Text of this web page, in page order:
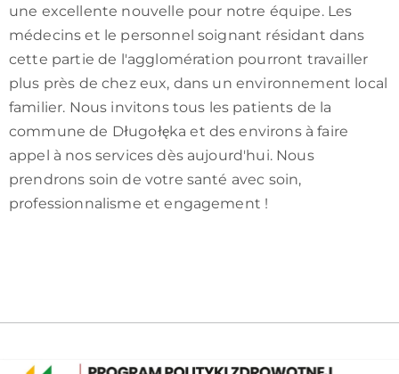
une excellente nouvelle pour notre équipe. Les
médecins et le personnel soignant résidant dans
cette partie de l'agglomération pourront travailler
plus près de chez eux, dans un environnement local
familier. Nous invitons tous les patients de la
commune de Długołęka et des environs à faire
appel à nos services dès aujourd'hui. Nous
prendrons soin de votre santé avec soin,
professionnalisme et engagement !